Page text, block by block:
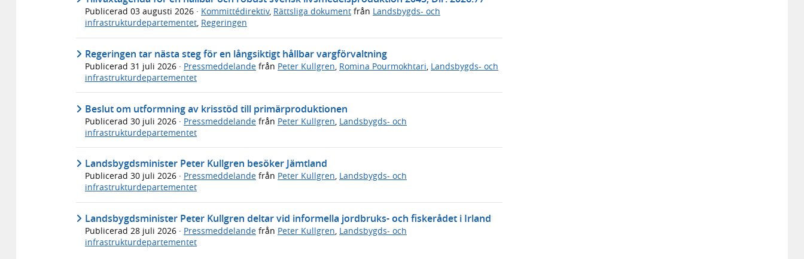
Publicerad 03 augusti 2026 · Kommittédirektiv, Rättsliga dokument från Landsbygds- och
infrastrukturdepartementet, Regeringen
Regeringen tar nästa steg för en långsiktigt hållbar vargförvaltning
Publicerad 31 juli 2026 · Pressmeddelande från Peter Kullgren, Romina Pourmokhtari, Landsbygds- och
infrastrukturdepartementet
Beslut om utformning av krisstöd till primärproduktionen
Publicerad 30 juli 2026 · Pressmeddelande från Peter Kullgren Landsbygds- och
infrastrukturdepartementet
Landsbygdsminister Peter Kullgren besöker Jämtland
Publicerad 30 juli 2026 · Pressmeddelande från Peter Kullgren, Landsbygds- och
infrastrukturdepartementet
Landsbygdsminister Peter Kullgren deltar vid informella jordbruks- och fiskerådet i Irland
Publicerad 28 juli 2026 · Pressmeddelande från Peter Kullgren, Landsbygds- och
infrastrukturdepartementet